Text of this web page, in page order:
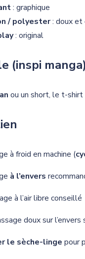
: graphique
/ polyester: doux et
: original
(inspi manga)
ou un short, le t-shirt
à froid en machine (
à l’envers
à l’air libre conseillé
doux sur l’envers
le sèche-linge pour